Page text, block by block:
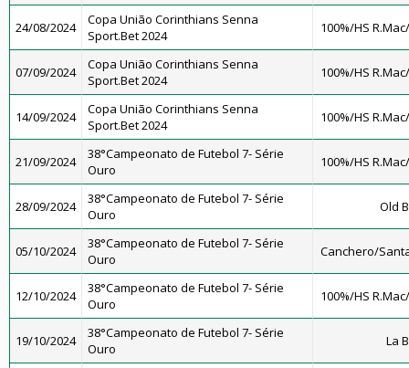
24/08/2024
Copa União Corinthians Senna
Sport.Bet 2024
100%/HS
07/09/2024
Copa União Corinthians Senna
Sport.Bet 2024
100%/HS
14/09/2024
Copa União Corinthians Senna
Sport.Bet 2024
100%/HS
21/09/2024
38°Campeonato de Futebol 7- Série
Ouro
100%/HS
28/09/2024
38°Campeonato de Futebol 7- Série
Ouro
Old
05/10/2024
38°Campeonato de Futebol 7- Série
Ouro
Canchero/
12/10/2024
38°Campeonato de Futebol 7- Série
Ouro
100%/HS
19/10/2024
38°Campeonato de Futebol 7- Série
Ouro
La